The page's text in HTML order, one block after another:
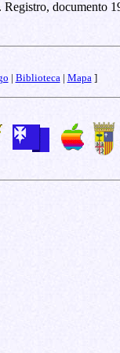
Registro, documento
| Biblioteca | Mapa ]